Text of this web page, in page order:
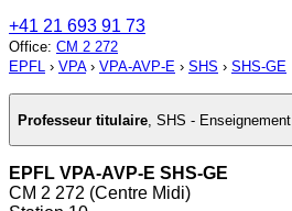
+41 21 693 91 73
Office: CM 2 272
EPFL › VPA› VPA-AVP-E › SHS › SHS-GE
Professeur titulaire SHS - Enseignement
EPFL VPA-AVP-E SHS-GE
CM 2 272 (Centre Midi)